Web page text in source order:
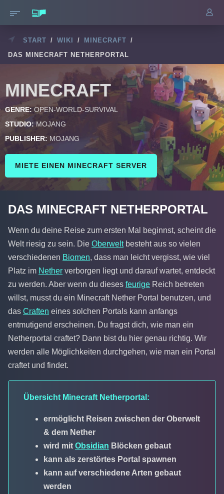
START / WIKI / MINECRAFT /
DAS MINECRAFT NETHERPORTAL
MINECRAFT
GENRE: OPEN-WORLD-SURVIVAL
STUDIO: MOJANG
PUBLISHER: MOJANG
MIETE EINEN MINECRAFT SERVER
DAS MINECRAFT NETHERPORTAL
Wenn du deine Reise zum ersten Mal beginnst, scheint die
Welt riesig zu sein. Die Oberweltbesteht aus so vielen
verschiedenen Biomen, dass man leicht vergisst, wie viel
Platz im Nether verborgen liegt und darauf wartet, entdeckt
zu werden. Aber wenn du dieses feurige Reich betreten
willst, musst du ein Minecraft Nether Portal benutzen, und
das Craften eines solchen Portals kann anfangs
entmutigend erscheinen. Du fragst dich, wie man ein
Netherportal craftet? Dann bist du hier genau richtig. Wir
werden alle Möglichkeiten durchgehen, wie man ein Portal
craftet und findet.
Übersicht Minecraft Netherportal:
ermöglicht Reisen zwischen der Oberwelt
& dem Nether
wird mit Obsidian Blöcken gebaut
kann als zerstörtes Portal spawnen
kann auf verschiedene Arten gebaut
werden